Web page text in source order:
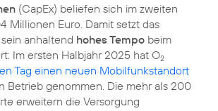
(CapEx) beliefen sich im zweiten
Millionen Euro. Damit setzt das
anhaltend hohes Tempo beim
Im ersten Halbjahr 2025 hat O2
Tag einen neuen Mobilfunkstandort
Betrieb genommen. Die mehr als 200
erweitern die Versorgung